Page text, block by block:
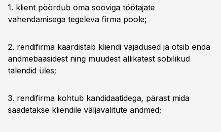
1. klient pöördub oma sooviga töötajate
vahendamisega tegeleva firma poole;
2. rendifirma kaardistab kliendi vajadused ja otsib enda
andmebaasidest ning muudest allikatest sobilikud
talendid üles;
3. rendifirma kohtub kandidaatidega, pärast mida
saadetakse kliendile väljavalitute andmed;